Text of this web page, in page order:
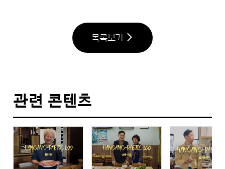
목록보기
관련 콘텐츠